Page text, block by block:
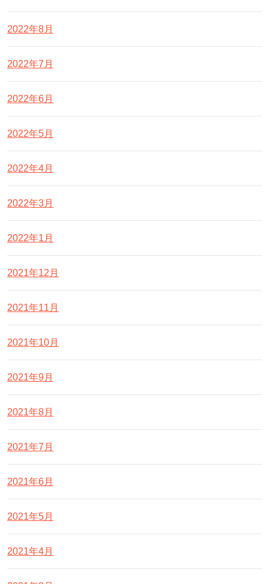
2022年8月
2022年7月
2022年6月
2022年5月
2022年4月
2022年3月
2022年1月
2021年12月
2021年11月
2021年10月
2021年9月
2021年8月
2021年7月
2021年6月
2021年5月
2021年4月